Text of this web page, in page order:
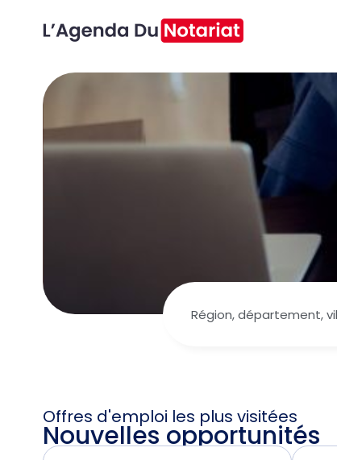
Offres d'emploi les plus visitées
Nouvelles opportunités